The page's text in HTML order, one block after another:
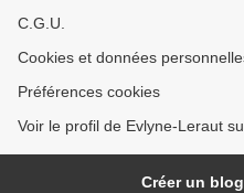
C.G.U.
Cookies et données
Préférences cookies
Voir le profil de Evlyne-Leraut
Créer un